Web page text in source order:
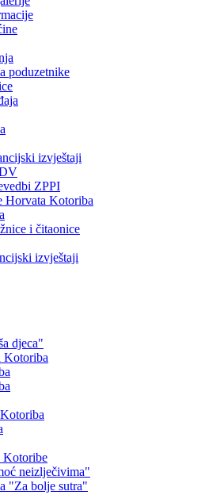
poduzetnike
izvještaji
ZPPI
Horvata Kotoriba
i čitaonice
izvještaji
djeca"
Kotoriba
Kotoribe
neizlječivima"
"Za bolje sutra"